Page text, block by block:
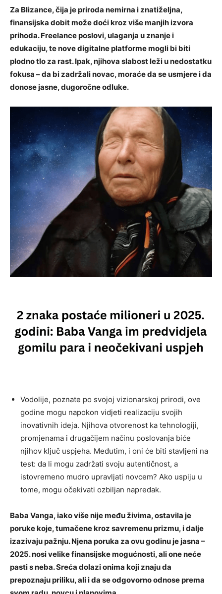
Za Blizance, čija je priroda nemirna i znatiželjna,
finansijska dobit može doći kroz više manjih izvora
prihoda. Freelance poslovi, ulaganja u znanje i
edukaciju, te nove digitalne platforme mogli bi biti
plodno tlo za rast. Ipak, njihova slabost leži u nedostatku
fokusa – da bi zadržali novac, moraće da se usmjere i da
donose jasne, dugoročne odluke.
Vodolije, poznate po svojoj vizionarskoj prirodi, ove
godine mogu napokon vidjeti realizaciju svojih
inovativnih ideja. Njihova otvorenost ka tehnologiji,
promjenama i drugačijem načinu poslovanja biće
njihov ključ uspjeha. Međutim, i oni će biti stavljeni na
test: da li mogu zadržati svoju autentičnost, a
istovremeno mudro upravljati novcem? Ako uspiju u
tome, mogu očekivati ozbiljan napredak.
Baba Vanga, iako više nije među živima, ostavila je
poruke koje, tumačene kroz savremenu prizmu, i dalje
izazivaju pažnju. Njena poruka za ovu godinu je jasna –
2025. nosi velike finansijske mogućnosti, ali one neće
pasti s neba. Sreća dolazi onima koji znaju da
prepoznaju priliku, ali i da se odgovorno odnose prema